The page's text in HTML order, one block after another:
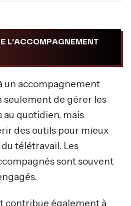
L’ACCOMPAGNEMENT
un accompagnement
seulement de gérer les
au quotidien, mais
des outils pour mieux
télétravail. Les
sont souvent
contribue également à